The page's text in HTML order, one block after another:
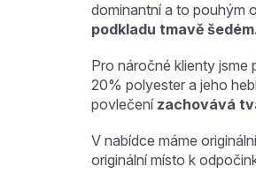
dominantní a to pouhým
podkladu tmavě
Pro náročné klienty jsme
20% polyester a jeho
povlečení zachovává
V nabídce máme
originální místo k